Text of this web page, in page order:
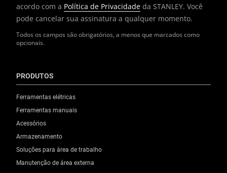
Todos os campos são obrigatórios, a menos que marcados como
opcionais.
acordo com a Política de Privacidade da STANLEY. Você
pode cancelar sua assinatura a qualquer momento.
PRODUTOS
Ferramentas elétricas
Ferramentas manuais
Acessórios
Armazenamento
Soluções para área de trabalho
Manutenção de área externa